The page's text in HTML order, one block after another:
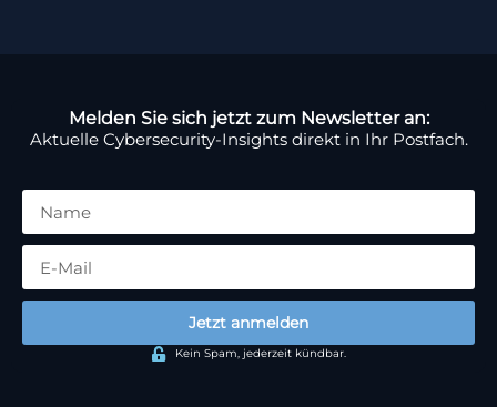
Melden Sie sich jetzt zum Newsletter an:
Aktuelle Cybersecurity-Insights direkt in Ihr Postfach.
Jetzt anmelden
Kein Spam, jederzeit kündbar.